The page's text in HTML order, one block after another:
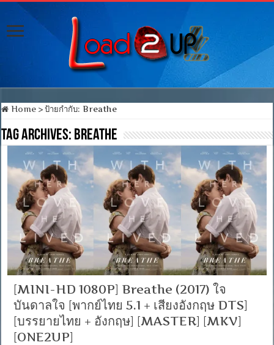
Home > ป้ายกำกับ:Breathe
Tag Archives: Breathe
[MINI-HD 1080P] Breathe (2017) ใจ
บันดาลใจ [พากย์ไทย 5.1 + เสียงอังกฤษ DTS]
[บรรยายไทย + อังกฤษ] [MASTER] [MKV]
[ONE2UP]